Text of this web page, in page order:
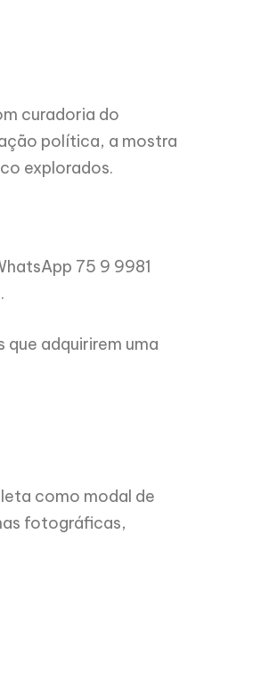
curadoria do
política, a mostra
explorados.
75 9 9981
adquirirem uma
como modal de
fotográficas,